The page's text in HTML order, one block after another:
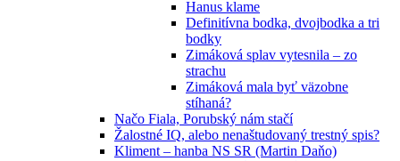
Hanus klame
Definitívna bodka, dvojbodka a tri
bodky
Zimáková splav vytesnila – zo
strachu
Zimáková mala byť väzobne
stíhaná?
Načo Fiala, Porubský nám stačí
Žalostné IQ, alebo nenaštudovaný trestný spis?
Kliment – hanba NS SR (Martin Daňo)